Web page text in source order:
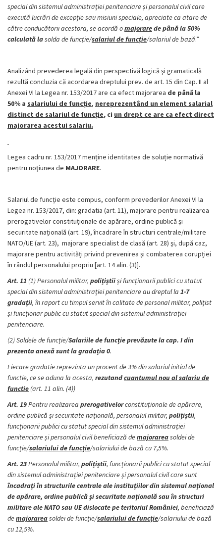
special din sistemul administrației penitenciare și personalul civil care
execută lucrări de excepție sau misiuni speciale, apreciate ca atare de
către conducătorii acestora, se acordă omajorarede până la 50%
calculată lasolda de funcție/salariul de funcție/salariul de bază.”
Analizând prevederea legală din perspectivă logică şi gramaticală
rezultă concluzia că acordarea dreptului prev. de art. 15 din Cap. II al
Anexei VI la Legea nr. 153/2017 are ca efect majorarea de până la
50% a salariului de funcție, nereprezentând un element salarial
distinct de salariul de funcție, ci un drept ce are ca efect direct
majorarea acestui salariu.
Legea cadru nr. 153/2017 menține identitatea de soluție normativă
pentru noţiunea de MAJORARE.
Salariul de funcție este compus, conform prevederilor Anexei VI la
Legea nr. 153/2017, din: gradatia (art. 11), majorare pentru realizarea
prerogativelor constituționale de apărare, ordine publică și
securitate națională (art. 19), încadrare în structuri centrale/militare
NATO/UE (art. 23), majorare specialist de clasă (art. 28) şi, după caz,
majorare pentru activități privind prevenirea și combaterea corupției
în rândul personalului propriu [art. 14 alin. (3)].
Art. 11 (1) Personalul militar, polițiștiiși funcționarii publici cu statut
special din sistemul administrației penitenciare au dreptul la 1-7
gradații, în raport cu timpul servit în calitate de personal militar, polițist
și funcționar public cu statut special din sistemul administrației
penitenciare.
(2) Soldele de funcție/Salariile de funcție prevăzute la cap. I din
prezenta anexă sunt la gradația 0.
Fiecare gradatie reprezinta un procent de 3% din salariul initial de
functie, ce se aduna la acesta, rezutandcuantumul nou al salariu de
functie (art. 11 alin. (4))
Art. 19Pentru realizarea prerogativelorconstituționale de apărare,
ordine publică și securitate națională, personalul militar, polițiștii,
funcționarii publici cu statut special din sistemul administrației
penitenciare și personalul civil beneficiază demajorareasoldei de
funcție/salariului de funcție/salariului de bază cu 7,5%.
Art. 23Personalul militar, polițiștii, funcționarii publici cu statut special
din sistemul administrației penitenciare și personalul civil care sunt
încadrați în structurile centrale ale instituțiilor din sistemul național
de apărare, ordine publică și securitate națională sau în structuri
militare ale NATO sau UE dislocate pe teritoriul României, beneficiază
demajorareasoldei de funcție/salariului de funcție/salariului de bază
cu 12,5%.